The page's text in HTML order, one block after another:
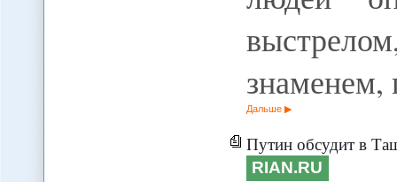
Дальше
Путин обсудит в
RIAN.RU